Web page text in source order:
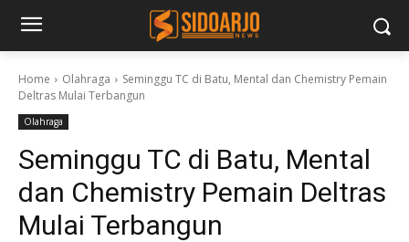
Home Olahraga
Seminggu TC di Batu, Mental dan Chemistry Pemain
Deltras Mulai Terbangun
Olahraga
Seminggu TC di Batu, Mental
dan Chemistry Pemain Deltras
Mulai Terbangun